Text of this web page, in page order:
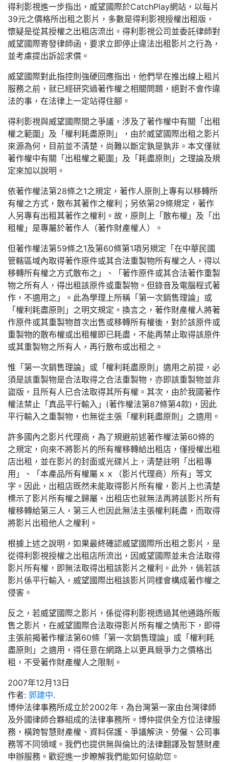
得利影視進一步指出，威望國際於CatchPlay網站，以每片
39元之價格所出租之影片，多數是得利影視授權出租版，
懷疑是從其授權之出租店流出。得利影視公司並委託律師對
威望國際寄發律師函，要求立即停止違法出租影片之行為，
並考慮提出訴訟求償。
威望國際對此指控則強硬回應指出，他們早在推出線上租片
服務之前，就已經研究過著作權之相關問題，絕對不會作違
法的事，在法律上一定站得住腳。
得利影視與威望國際間之爭議，涉及了著作權中有關「出租
權之範圍」及「權利耗盡原則」，由於威望國際出租之影片
來源為何，目前並不清楚，尚難以斷定孰是孰非。本文僅就
著作權中有關「出租權之範圍」及「耗盡原則」之理論及規
定來加以說明。
依著作權法第28條之1之規定，著作人原則上專有以移轉所
有權之方式，散布其著作之權利；另依第29條規定，著作
人另專有出租其著作之權利。故，原則上「散布權」及「出
租權」是專屬於著作人（著作財產權人）。
但著作權法第59條之1及第60條第1項另規定「在中華民國
管轄區域內取得著作原件或其合法重製物所有權之人，得以
移轉所有權之方式散布之」、「著作原件或其合法著作重製
物之所有人，得出租該原件或重製物。但錄音及電腦程式著
作，不適用之」。此為學理上所稱「第一次銷售理論」或
「權利耗盡原則」之明文規定。換言之，著作財產權人將著
作原件或其重製物首次出售或移轉所有權後，對於該原件或
重製物的散布權或出租權即已耗盡，不能再禁止取得該原件
或其重製物之所有人，再行散布或出租之。
惟「第一次銷售理論」或「權利耗盡原則」適用之前提，必
須是該重製物是合法取得之合法重製物，亦即該重製物並非
盜版，且所有人已合法取得其所有權。其次，由於我國著作
權法禁止「真品平行輸入」(著作權法第87條第4款)，因此
平行輸入之重製物，也無從主張「權利耗盡原則」之適用。
許多國內之影片代理商，為了規避前述著作權法第60條的
之規定，向來不將影片的所有權移轉給出租店，僅授權出租
店出租，並在影片的封面或光碟片上，清楚註明「出租專
用」、「本產品所有權屬ｘｘ（影片代理商）所有」等文
字。因此，出租店既然未能取得影片所有權，影片上也清楚
標示了影片所有權之歸屬，出租店也就無法再將該影片所有
權移轉給第三人，第三人也因此無法主張權利耗盡，而取得
將影片出租他人之權利。
根據上述之說明，如果最終確認威望國際所出租之影片，是
從得利影視授權之出租店所流出，因威望國際並未合法取得
影片所有權，即無法取得出租該影片之權利。此外，倘若該
影片係平行輸入，威望國際出租該影片同樣會構成著作權之
侵害。
反之，若威望國際之影片，係從得利影視透過其他通路所販
售之影片，在威望國際合法取得影片所有權之情形下，即得
主張前揭著作權法第60條「第一次銷售理論」或「權利耗
盡原則」之適用，得任意在網路上以更具競爭力之價格出
租，不受著作財產權人之限制。
2007年12月13日
作者: 郭建中.
博仲法律事務所成立於2002年，為台灣第一家由台灣律師
及外國律師合夥組成的法律事務所。博仲提供全方位法律服
務，橫跨智慧財產權、資料保護、爭議解決、勞僱、公司事
務等不同領域。我們也提供無與倫比的法律翻譯及智慧財產
申辦服務。歡迎進一步瞭解我們能如何協助您。